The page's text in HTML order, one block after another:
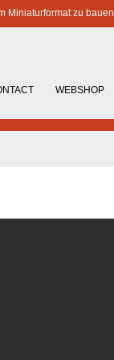
Miniaturformat zu bauen
WEBSHOP